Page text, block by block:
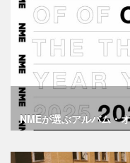
NMEが選ぶアルバム・